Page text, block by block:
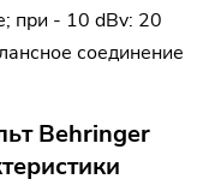
при - 10 dBv: 20
соединение
Behringer